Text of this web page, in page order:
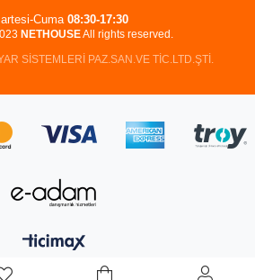
NETHOUSEAll rights reserved.
SİSTEMLERİ PAZ.SAN.VE TİC.LTD.ŞTİ.
Cuma 08:30-17:30